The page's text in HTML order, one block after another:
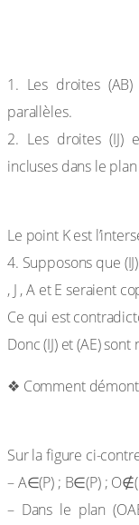
1. Les droites
parallèles.
2. Les droites (IJ)
incluses dans le plan
Le point K est
4. Supposons que
, J , A et E seraient
Ce qui est
Donc (IJ) et (AE)
❖ Comment
Sur la figure ci-
– A∈(P) ; B∈(P) ;
– Dans le plan